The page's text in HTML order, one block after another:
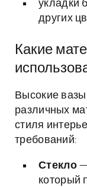
укладки
других
Какие
Высокие
различных
стиля
требований:
Стекло—
который